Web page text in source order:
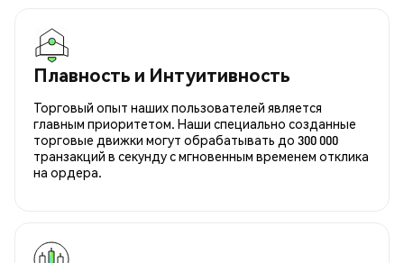
Плавность и Интуитивность
Торговый опыт наших пользователей является
главным приоритетом. Наши специально созданные
торговые движки могут обрабатывать до 300 000
транзакций в секунду с мгновенным временем отклика
на ордера.